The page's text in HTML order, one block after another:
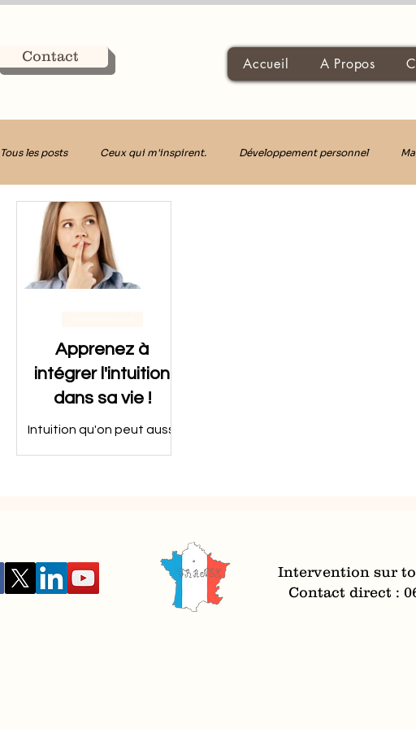
Contact Accueil A Propos
Tous les posts Ceux qui m'inspirent. Développement personnel
Décider avec Clarté
Apprenez à
intégrer l'intuition
dans sa vie !
Intuition qu'on peut aussi
Intervention sur
Contact direct :